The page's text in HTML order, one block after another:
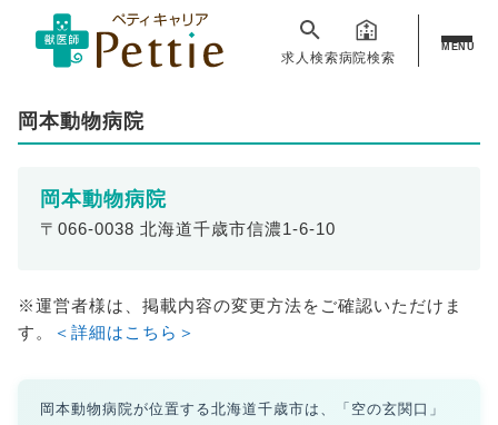
求人検索病院検索
MENU
岡本動物病院
岡本動物病院
〒066-0038 北海道千歳市信濃1-6-10
※運営者様は、掲載内容の変更方法をご確認いただけま
す。
＜詳細はこちら＞
岡本動物病院が位置する北海道千歳市は、「空の玄関口」